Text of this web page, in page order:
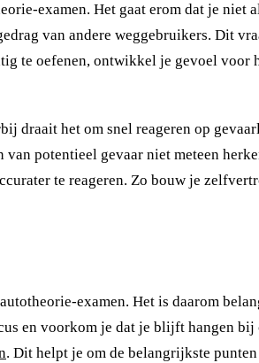
examen. Het gaat erom dat je
van andere weggebruikers. Dit
te oefenen, ontwikkel je gevoel
draait het om snel reageren op
potentieel gevaar niet meteen
te reageren. Zo bouw je
examen. Het is daarom
en voorkom je dat je blijft hangen
. Dit helpt je om de belangrijkste